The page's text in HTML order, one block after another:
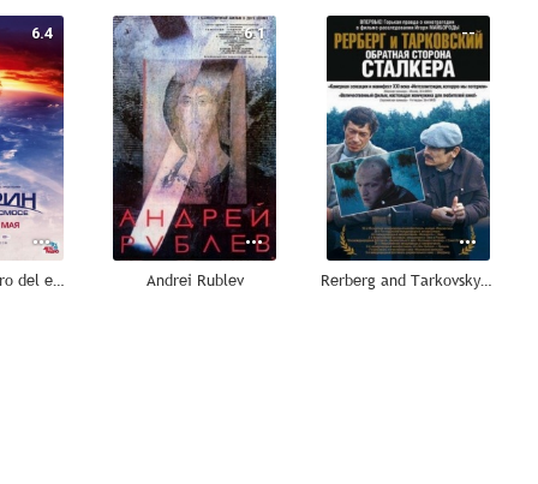
6.4
Gagarin: Pionero del espacio
6.1
Andrei Rublev
--
Rerberg and Tarkovsky. The Reverse Side of 'Stalker'